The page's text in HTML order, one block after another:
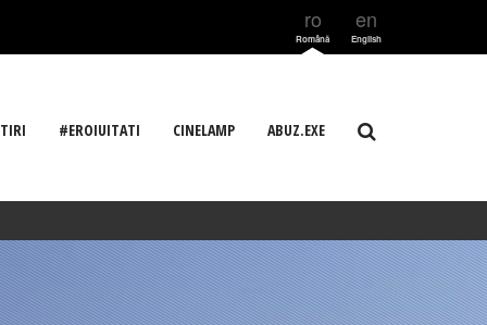
ro
Română
en
English
#EROIUITATI CINELAMP ABUZ.EXE